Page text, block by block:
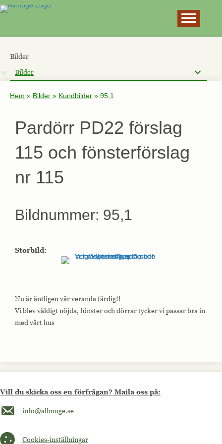
Bilder
Bilder
Hem » Bilder » Kundbilder » 95,1
Pardörr PD22 förslag
115 och fönsterförslag
nr 115
Bildnummer: 95,1
Storbild:
Nu är äntligen vår veranda färdig!!
Vi blev väldigt nöjda, fönster och dörrar tycker vi passar bra in
med vårt hus
Vill du skicka oss en förfrågan? Maila oss på:
Maila oss på info@allmoge.se
info@allmoge.se
Cookies-inställningar
Cookies-inställningar